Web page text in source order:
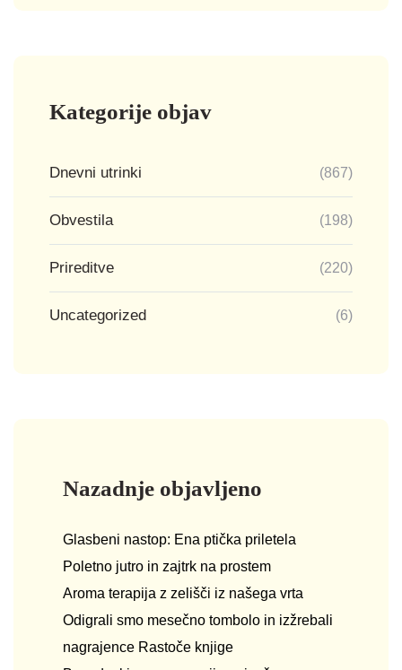
Kategorije objav
Dnevni utrinki (867)
Obvestila (198)
Prireditve (220)
Uncategorized (6)
Nazadnje objavljeno
Glasbeni nastop: Ena ptička priletela
Poletno jutro in zajtrk na prostem
Aroma terapija z zelišči iz našega vrta
Odigrali smo mesečno tombolo in izžrebali
nagrajence Rastoče knjige